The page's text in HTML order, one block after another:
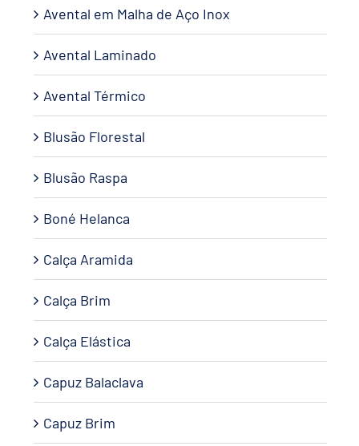
Avental em Malha de Aço Inox
Avental Laminado
Avental Térmico
Blusão Florestal
Blusão Raspa
Boné Helanca
Calça Aramida
Calça Brim
Calça Elástica
Capuz Balaclava
Capuz Brim